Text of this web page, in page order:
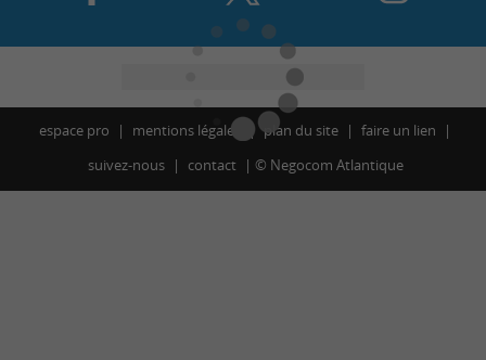
espace pro mentions légales plan du site
faire un lien
suivez-nous
contact © Negocom Atlantique